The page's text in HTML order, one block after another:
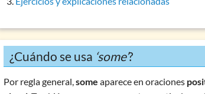
Preposiciones: consideraciones generales
Palabras difíciles
are you?; is he?(question tags)
been – gone
¿Cuándo se usa ‘some’?
Por regla general,some aparece en oraciones